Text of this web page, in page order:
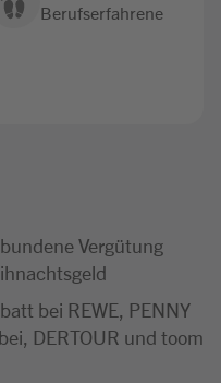
Berufserfahrene
Vergütung
bei REWE, PENNY
DERTOUR und toom